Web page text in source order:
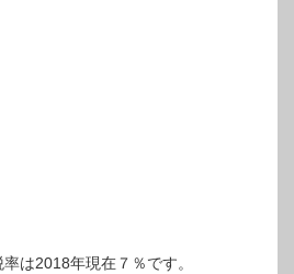
は2018年現在７％です。